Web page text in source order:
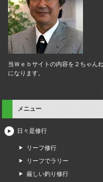
当Ｗｅｂサイトの内容を２ちゃん
になります。
メニュー
日々是修行
リーフ修行
リーフでラリー
厳しい釣り修行